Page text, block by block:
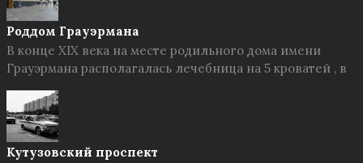
Роддом Грауэрмана
В конце XIX века на месте родильного дома имени
Грауэрмана располагалась лечебница на 5 кроватей , в
Кутузовский проспект